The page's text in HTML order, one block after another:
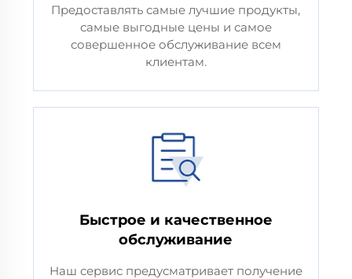
Предоставлять самые лучшие продукты,
самые выгодные цены и самое
совершенное обслуживание всем
клиентам.
Быстрое и качественное
обслуживание
Наш сервис предусматривает получение